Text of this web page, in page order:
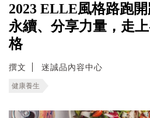
2023 ELLE風格路跑
永續、分享力量，走
格
撰文 迷誠品內容中心
健康養生